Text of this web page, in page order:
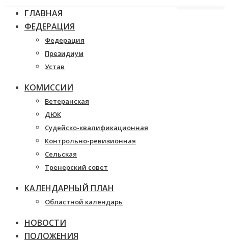
ГЛАВНАЯ
ФЕДЕРАЦИЯ
Федерация
Президиум
Устав
КОМИССИИ
Ветеранская
ДЮК
Судейско-квалификационная
Контрольно-ревизионная
Сельская
Тренерский совет
КАЛЕНДАРНЫЙ ПЛАН
Областной календарь
НОВОСТИ
ПОЛОЖЕНИЯ